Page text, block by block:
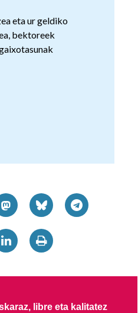
eta ur geldiko
bektoreek
libre eta kalitatez